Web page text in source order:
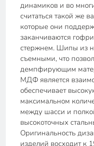
динамиков и во
считаться такой же
которые они
заканчиваются
стержнем. Шипы из
съемными, что
демпфирующим
МДФ является
обеспечивает
максимальном
между шасси и
высокоточных
Оригинальность
изделий восходит к